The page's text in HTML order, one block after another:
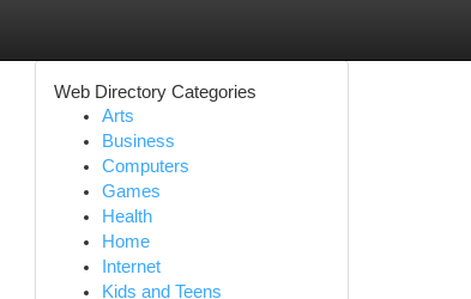
Web Directory Categories
Arts
Business
Computers
Games
Health
Home
Internet
Kids and Teens